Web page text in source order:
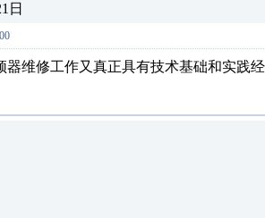
日
器维修工作又真正具有技术基础和实践